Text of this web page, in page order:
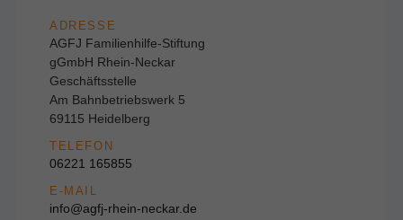
ADRESSE
AGFJ Familienhilfe-Stiftung
gGmbH Rhein-Neckar
Geschäftsstelle
Am Bahnbetriebswerk 5
69115 Heidelberg
TELEFON
06221 165855
E-MAIL
info@agfj-rhein-neckar.de